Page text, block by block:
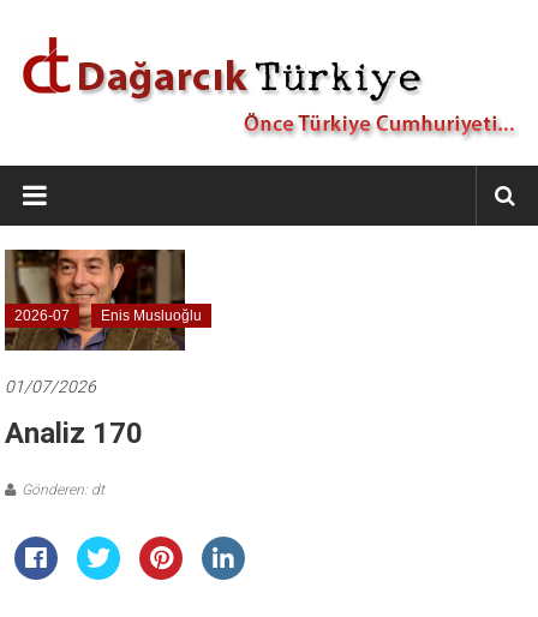
Dağarcık
Türkiye
Önce
Türkiye
Cumhuriyeti…
2026-07 Enis Musluoğlu
01/07/2026
Analiz 170
Gönderen: dt